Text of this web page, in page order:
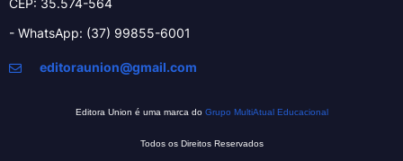
CEP: 35.574-564
- WhatsApp: (37) 99855-6001
editoraunion@gmail.com
Editora Union é uma marca do Grupo MultiAtual Educacional
Todos os Direitos Reservados